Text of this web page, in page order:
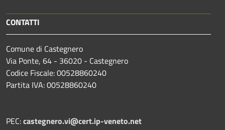
CONTATTI
Comune di Castegnero
Via Ponte, 64 - 36020 - Castegnero
Codice Fiscale: 00528860240
Partita IVA: 00528860240
PEC:castegnero.vi@cert.ip-veneto.net